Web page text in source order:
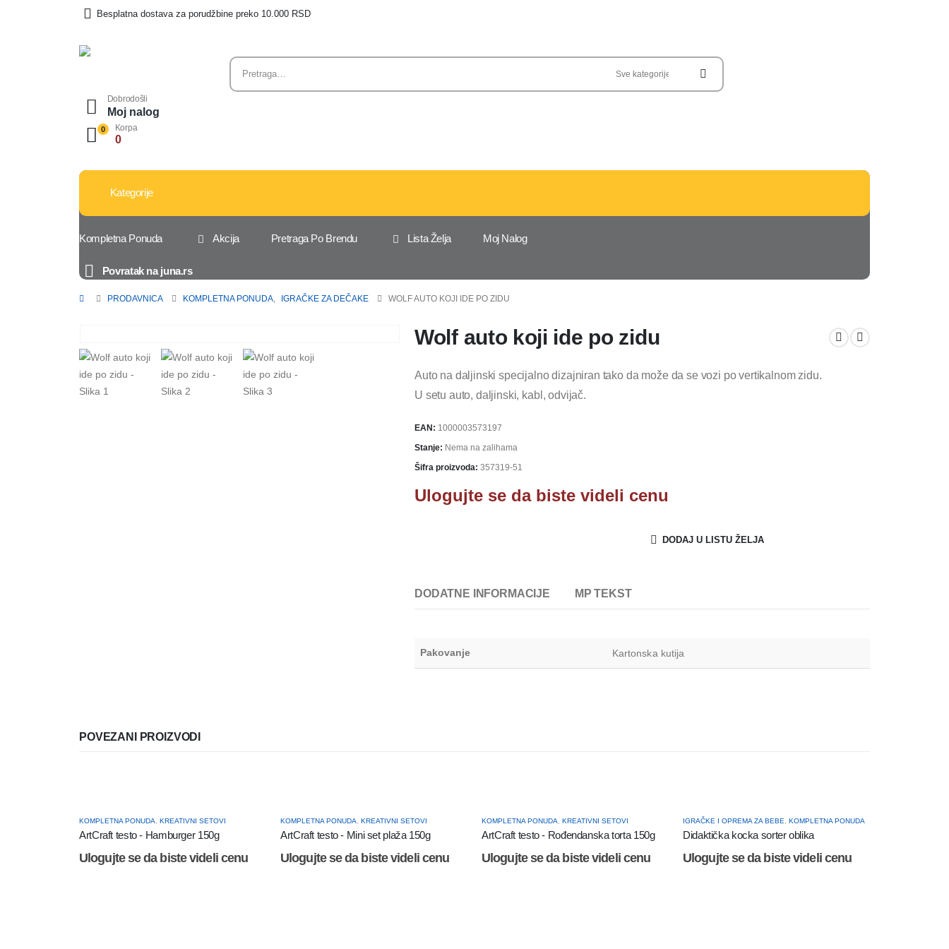
Besplatna dostava za porudžbine preko 10.000 RSD
Dobrodošli
Moj nalog
0 Korpa
0
Kategorije
Kompletna Ponuda Akcija Pretraga Po Brendu Lista Želja Moj Nalog
Povratak na juna.rs
PRODAVNICA KOMPLETNA PONUDA, IGRAČKE ZA DEČAKE WOLF AUTO KOJI IDE PO ZIDU
Wolf auto koji ide po zidu
Auto na daljinski specijalno dizajniran tako da može da se vozi po vertikalnom zidu.
U setu auto, daljinski, kabl, odvijač.
EAN: 1000003573197
Stanje: Nema na zalihama
Šifra proizvoda: 357319-51
Ulogujte se da biste videli cenu
DODAJ U LISTU ŽELJA
DODATNE INFORMACIJE MP TEKST
Pakovanje Kartonska kutija
POVEZANI PROIZVODI
KOMPLETNA PONUDA KREATIVNI SETOVI
ArtCraft testo - Hamburger 150g
Ulogujte se da biste videli cenu
KOMPLETNA PONUDA KREATIVNI SETOVI
ArtCraft testo - Mini set plaža 150g
Ulogujte se da biste videli cenu
KOMPLETNA PONUDA KREATIVNI SETOVI
ArtCraft testo - Rođendanska torta 150g
Ulogujte se da biste videli cenu
IGRAČKE I OPREMA ZA BEBE KOMPLETNA PONUDA
Didaktička kocka sorter oblika
Ulogujte se da biste videli cenu